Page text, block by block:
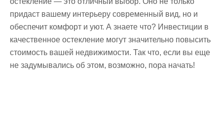
придаст вашему интерьеру современный вид, но и
обеспечит комфорт и уют. А знаете что? Инвестиции в
качественное остекление могут значительно повысить
стоимость вашей недвижимости. Так что, если вы еще
не задумывались об этом, возможно, пора начать!